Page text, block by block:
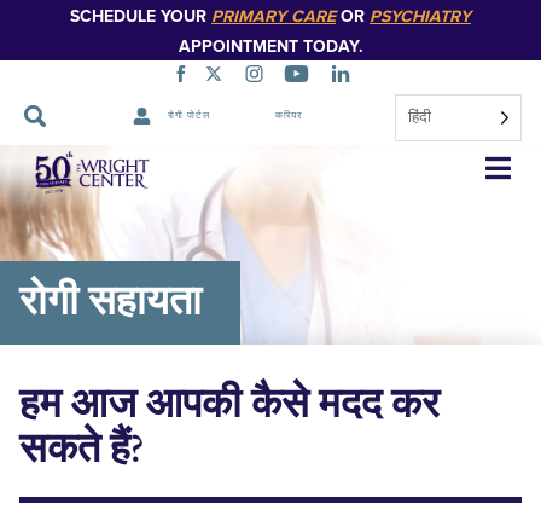
SCHEDULE YOUR PRIMARY CAREOR PSYCHIATRY
APPOINTMENT TODAY.
रोगी पोर्टल करियर हिंदी
नेविगेशन
छोड़ें
रोगी सहायता
हम आज आपकी कैसे मदद कर
सकते हैं?